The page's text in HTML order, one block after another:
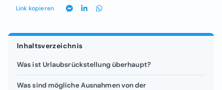
Link kopieren
Inhaltsverzeichnis
Was ist Urlaubsrückstellung überhaupt?
Was sind mögliche Ausnahmen von der